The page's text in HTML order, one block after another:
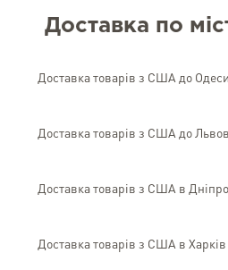
Доставка по
Доставка товарів з США до Одеси
Доставка товарів з США до
Доставка товарів з США в Дніпро
Доставка товарів з США в Харків